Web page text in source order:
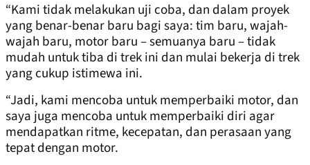
“Kami tidak melakukan uji coba, dan dalam proyek
yang benar-benar baru bagi saya: tim baru, wajah-
wajah baru, motor baru – semuanya baru – tidak
mudah untuk tiba di trek ini dan mulai bekerja di trek
yang cukup istimewa ini.
“Jadi, kami mencoba untuk memperbaiki motor, dan
saya juga mencoba untuk memperbaiki diri agar
mendapatkan ritme, kecepatan, dan perasaan yang
tepat dengan motor.